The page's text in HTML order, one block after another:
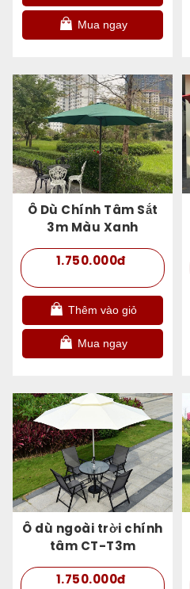
Mua ngay
Ô Dù Chính Tâm Sắt
3m Màu Xanh
1.750.000đ
Thêm vào giỏ
Mua ngay
Ô dù ngoài trời chính
tâm CT-T3m
1.750.000đ